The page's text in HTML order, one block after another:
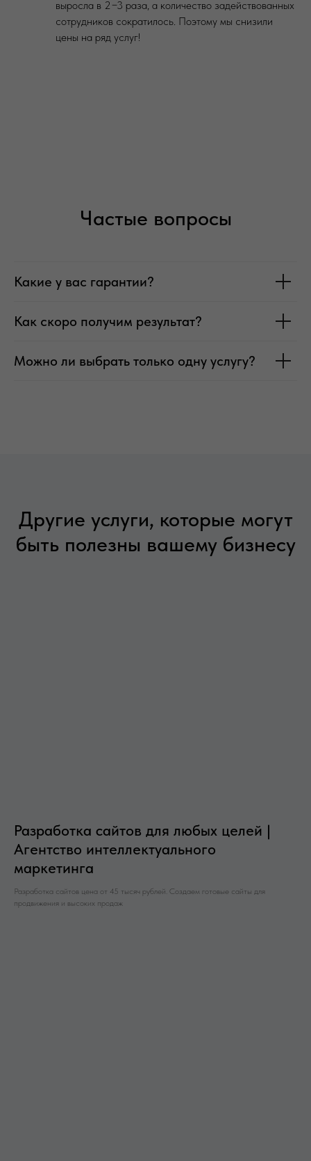
выросла в 2−3 раза, а количество задействованных
сотрудников сократилось. Поэтому мы снизили
цены на ряд услуг!
Частые вопросы
Какие у вас гарантии?
Как скоро получим результат?
Можно ли выбрать только одну услугу?
Другие услуги, которые могут
быть полезны вашему бизнесу
Разработка сайтов для любых целей |
Агентство интеллектуального
маркетинга
Разработка сайтов цена от 45 тысяч рублей. Создаем готовые сайты для
продвижения и высоких продаж